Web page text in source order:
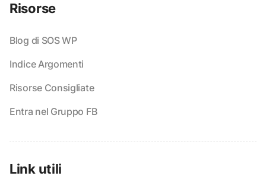
Risorse
Blog di SOS WP
Indice Argomenti
Risorse Consigliate
Entra nel Gruppo FB
Link utili